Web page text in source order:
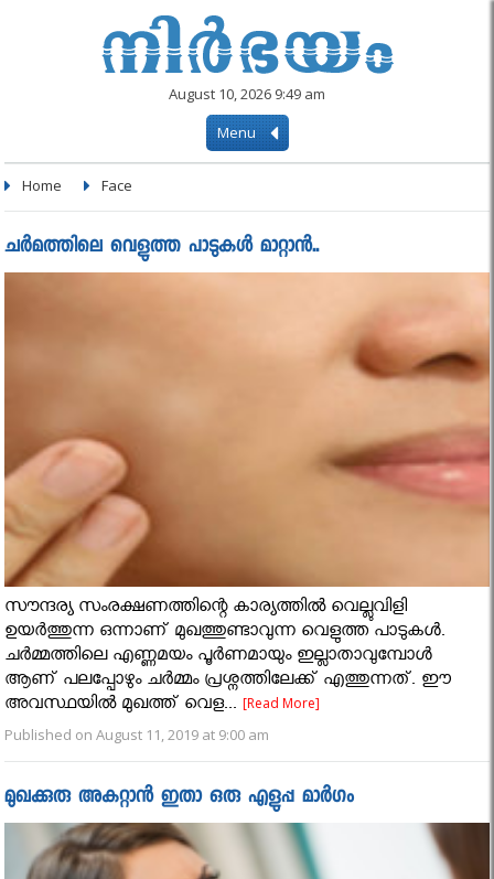
August 10, 2026 9:49 am
Menu
Home Face
ചർമത്തിലെ വെളുത്ത പാടുകൾ മാറ്റാൻ..
സൗന്ദര്യ സംരക്ഷണത്തിന്റെ കാര്യത്തിൽ വെല്ലുവിളി
ഉയര്‍ത്തുന്ന ഒന്നാണ് മുഖത്തുണ്ടാവുന്ന വെളുത്ത പാടുകൾ.
ചർമ്മത്തിലെ എണ്ണമയം പൂർണമായും ഇല്ലാതാവുമ്പോൾ
ആണ് പലപ്പോഴും ചർമ്മം പ്രശ്നത്തിലേക്ക് എത്തുന്നത്. ഈ
അവസ്ഥയിൽ മുഖത്ത് വെള...[Read More]
Published on August 11, 2019 at 9:00 am
മുഖക്കുരു അകറ്റാൻ ഇതാ ഒരു എളുപ്പ മാർഗം